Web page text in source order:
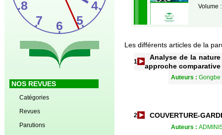
NOS REVUES
Catégories
Revues
Parutions
Volume
Les différents articles de la
1
Analyse de la
approche
Auteurs : Gongbe
2 COUVERTURE-
Auteurs :